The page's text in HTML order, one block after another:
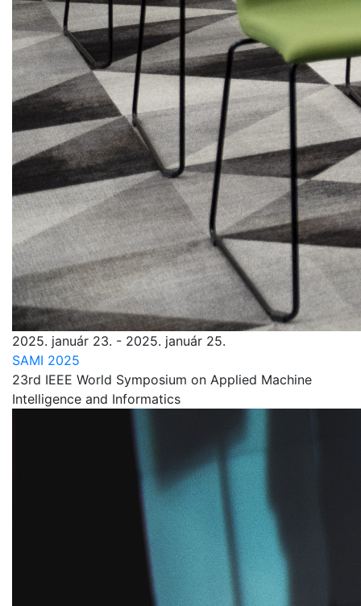
2025. január 23. - 2025. január 25.
SAMI 2025
23rd IEEE World Symposium on Applied Machine
Intelligence and Informatics